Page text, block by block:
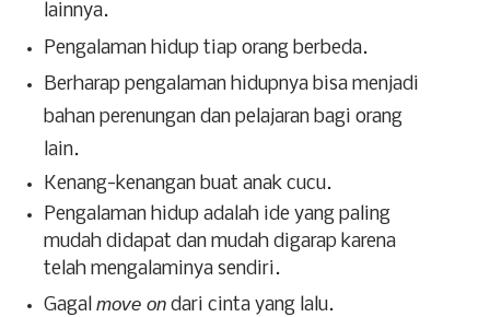
lainnya.
Pengalaman hidup tiap orang berbeda.
Berharap pengalaman hidupnya bisa menjadi
bahan perenungan dan pelajaran bagi orang
lain.
Kenang-kenangan buat anak cucu.
Pengalaman hidup adalah ide yang paling
mudah didapat dan mudah digarap karena
telah mengalaminya sendiri.
Gagal move ondari cinta yang lalu.